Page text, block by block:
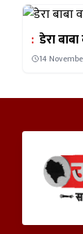
: डेरा
14